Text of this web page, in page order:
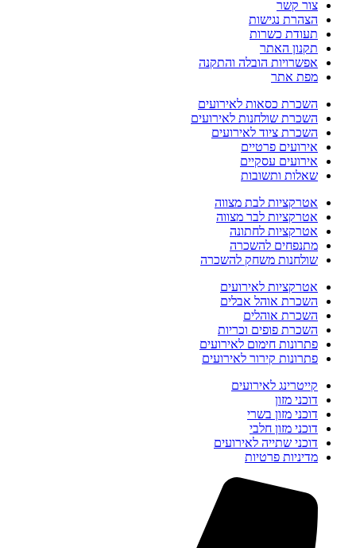
צור קשר
הצהרת נגישות
תעודת כשרות
תקנון האתר
אפשרויות הובלה והתקנה
מפת אתר
השכרת כסאות לאירועים
השכרת שולחנות לאירועים
השכרת ציוד לאירועים
אירועים פרטיים
אירועים עסקיים
שאלות ותשובות
אטרקציות לבת מצווה
אטרקציות לבר מצווה
אטרקציות לחתונה
מתנפחים להשכרה
שולחנות משחק להשכרה
אטרקציות לאירועים
השכרת אוהל אבלים
השכרת אוהלים
השכרת פופים וכריות
פתרונות חימום לאירועים
פתרונות קירור לאירועים
קייטרינג לאירועים
דוכני מזון
דוכני מזון בשרי
דוכני מזון חלבי
דוכני שתייה לאירועים
מדיניות פרטיות